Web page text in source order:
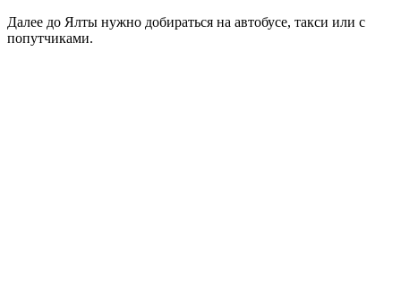
Далее до Ялты нужно добираться на автобусе, такси или с
попутчиками.